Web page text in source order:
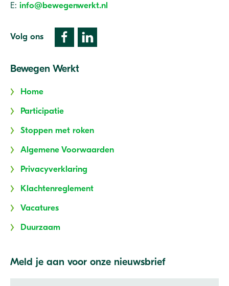
E: info@bewegenwerkt.nl
Volg ons
Bewegen Werkt
Home
Participatie
Stoppen met roken
Algemene Voorwaarden
Privacyverklaring
Klachtenreglement
Vacatures
Duurzaam
Meld je aan voor onze nieuwsbrief